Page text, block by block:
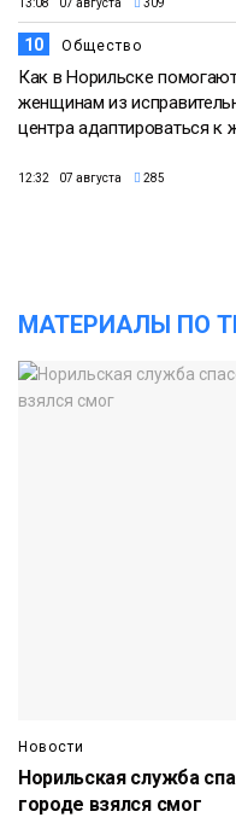
13:08 07 августа 309
10 Общество
Как в Норильске
женщинам из
центра адаптироваться к
12:32 07 августа 285
МАТЕРИАЛЫ ПО
Новости
Норильская служба
городе взялся смог